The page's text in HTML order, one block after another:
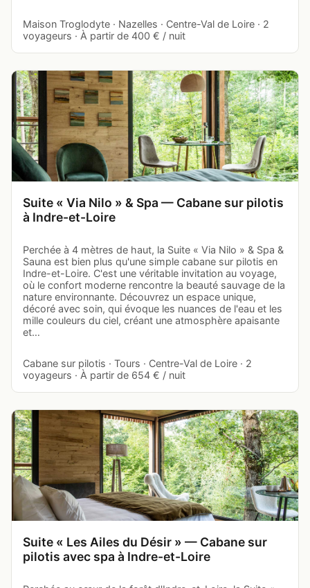
Maison Troglodyte · Nazelles · Centre-Val de Loire · 2
voyageurs · À partir de 400 € / nuit
Suite « Via Nilo » & Spa — Cabane sur pilotis
à Indre-et-Loire
Perchée à 4 mètres de haut, la Suite « Via Nilo » & Spa &
Sauna est bien plus qu'une simple cabane sur pilotis en
Indre-et-Loire. C'est une véritable invitation au voyage,
où le confort moderne rencontre la beauté sauvage de la
nature environnante. Découvrez un espace unique,
décoré avec soin, qui évoque les nuances de l'eau et les
mille couleurs du ciel, créant une atmosphère apaisante
et…
Cabane sur pilotis · Tours · Centre-Val de Loire · 2
voyageurs · À partir de 654 € / nuit
Suite « Les Ailes du Désir » — Cabane sur
pilotis avec spa à Indre-et-Loire